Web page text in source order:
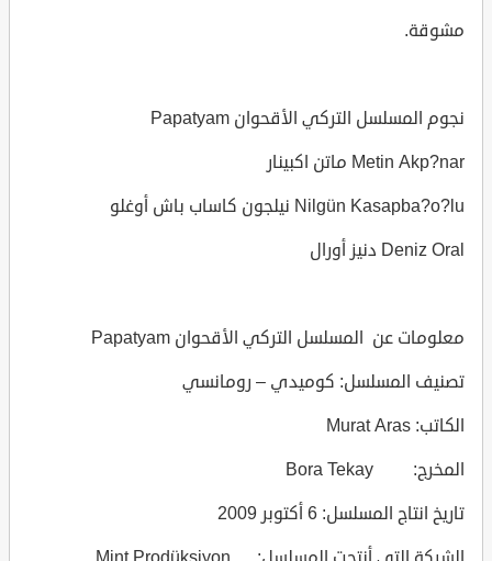
مشوقة.
نجوم المسلسل التركي الأقحوان Papatyam
Metin Akp?nar ماتن اكبينار
Nilgün Kasapba?o?lu نيلجون كاساب باش أوغلو
Deniz Oral دنيز أورال
معلومات عن المسلسل التركي الأقحوان Papatyam
تصنيف المسلسل: كوميدي – رومانسي
الكاتب: Murat Aras
المخرج: Bora Tekay
تاريخ انتاج المسلسل: 6 أكتوبر 2009